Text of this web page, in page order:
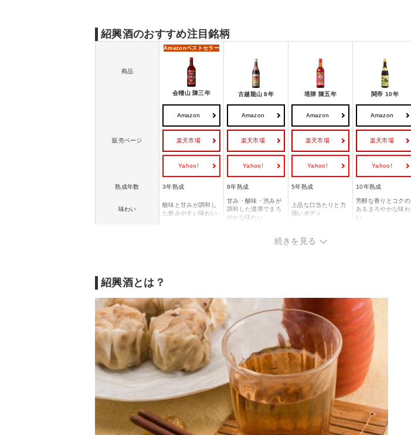
紹興酒のAmazon・楽天市場ランキングをチェック
紹興酒のおすすめ注目銘柄
商品
Amazonベストセラー
会稽山 陳三年 古越龍山 8年 塔牌 陳五年 関帝 10年
販売ページ
Amazon
楽天市場
Yahoo!
Amazon
楽天市場
Yahoo!
Amazon
楽天市場
Yahoo!
Amazon
楽天市場
Yahoo!
熟成年数 3年熟成 8年熟成 5年熟成 10年熟成
味わい
酸味と甘みが調和し
た飲みやすい味わい
甘み・酸味・渋みが
調和した濃厚でまろ
やかな味わい
上品な口当たりと力
強いボディ
芳醇な香りとコクの
あるまろやかな味わ
い
っくり楽しみたい方
したい方
続きを見る
紹興酒とは？